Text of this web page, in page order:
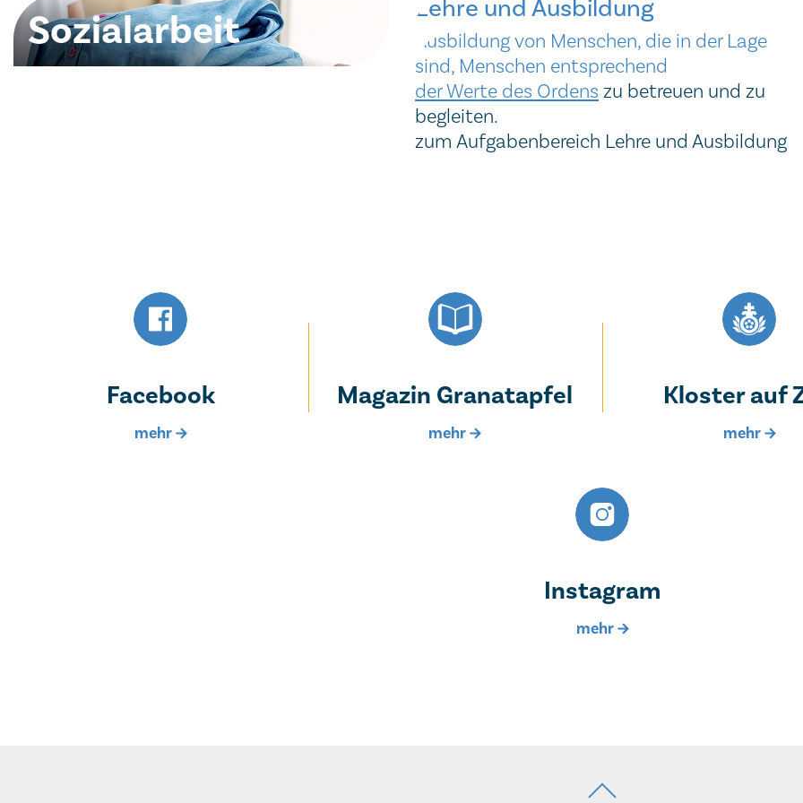
Sozialarbeit
Zahl­rei­che un­se­rer Mit­brü­der be­treu­en in ver­
Lehre und Ausbildung
Aus­bil­dung von Men­schen, die in der Lage
sind, Men­schen ent­spre­chend
der Wer­te des Or­dens zu be­treu­en und zu
be­glei­ten.
zum Aufgabenbereich Lehre und Ausbildung
Facebook Magazin Granatapfel Kloster auf
Instagram